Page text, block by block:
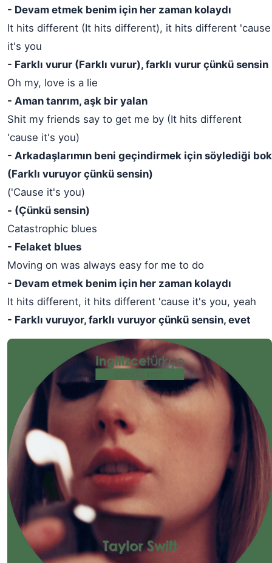
- Devam etmek benim için her zaman kolaydı
It hits different (It hits different), it hits different 'cause
it's you
- Farklı vurur (Farklı vurur), farklı vurur çünkü sensin
Oh my, love is a lie
- Aman tanrım, aşk bir yalan
Shit my friends say to get me by (It hits different
'cause it's you)
- Arkadaşlarımın beni geçindirmek için söylediği bok
(Farklı vuruyor çünkü sensin)
('Cause it's you)
- (Çünkü sensin)
Catastrophic blues
- Felaket blues
Moving on was always easy for me to do
- Devam etmek benim için her zaman kolaydı
It hits different, it hits different 'cause it's you, yeah
- Farklı vuruyor, farklı vuruyor çünkü sensin, evet